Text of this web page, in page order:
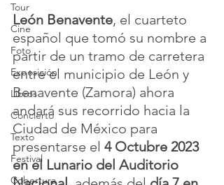
Tour
Cine
Foto
Exposición
Libros
Concierto
Texto
Festival
Cobertura
León Benavente, el cuarteto
español que tomó su nombre a
partir de un tramo de carretera
entre el municipio de León y
Benavente (Zamora) ahora
andará sus recorrido hacia la
Ciudad de México para
presentarse el 4 Octubre 2023
en el Lunario del Auditorio